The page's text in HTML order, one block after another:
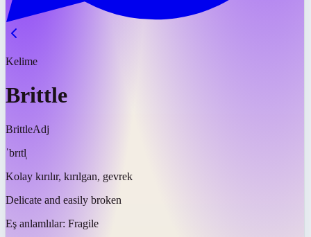
Kelime
Brittle
BrittleAdj
ˈbrɪtl̩
Kolay kırılır, kırılgan, gevrek
Delicate and easily broken
Eş anlamlılar: Fragile